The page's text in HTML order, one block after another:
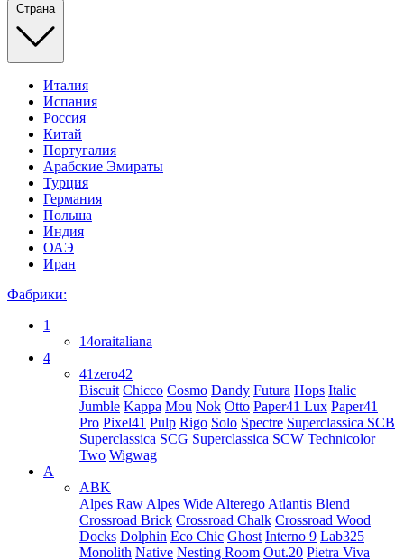
Страна
Италия
Испания
Россия
Китай
Португалия
Арабские Эмираты
Турция
Германия
Польша
Индия
ОАЭ
Иран
Фабрики:
1
14oraitaliana
4
41zero42
Biscuit Chicco Cosmo Dandy Futura Hops Italic
Jumble Kappa Mou Nok Otto Paper41 Lux Paper41
Pro Pixel41 Pulp Rigo Solo Spectre Superclassica SCB
Superclassica SCG Superclassica SCW Technicolor
Two Wigwag
A
ABK
Alpes Raw Alpes Wide Alterego Atlantis Blend
Crossroad Brick Crossroad Chalk Crossroad Wood
Docks Dolphin Eco Chic Ghost Interno 9 Lab325
Monolith Native Nesting Room Out.20 Pietra Viva